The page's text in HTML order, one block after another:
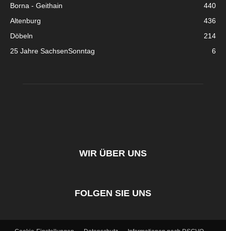
Borna - Geithain
440
Altenburg
436
Döbeln
214
25 Jahre SachsenSonntag
6
WIR ÜBER UNS
FOLGEN SIE UNS